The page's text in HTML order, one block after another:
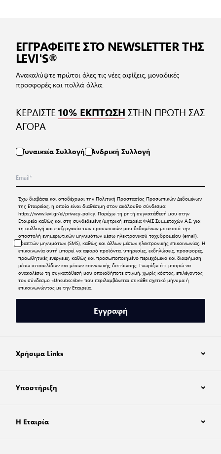
ΕΓΓΡΑΦΕΙΤΕ ΣΤΟ NEWSLETTER ΤΗΣ
LEVI'S®
Ανακαλύψτε πρώτοι όλες τις νέες αφίξεις, μοναδικές
προσφορές και πολλά άλλα.
ΚΕΡΔΙΣΤΕ10% ΕΚΠΤΩΣΗ ΣΤΗΝ ΠΡΩΤΗ ΣΑΣ
ΑΓΟΡΑ
Γυναικεία Συλλογή Ανδρική Συλλογή
Έχω διαβάσει και αποδέχομαι την Πολιτική Προστασίας Προσωπικών Δεδομένων
της Εταιρείας, η οποία είναι διαθέσιμη στον ακόλουθο σύνδεσμο:
https://www.levi.gr/el/privacy-policy. Παρέχω τη ρητή συγκατάθεσή μου στην
Εταιρεία καθώς και στη συνδεδεμένη/μητρική εταιρεία ΦΑΙΣ Συμμετοχών Α.Ε. για
τη συλλογή και επεξεργασία των προσωπικών μου δεδομένων με σκοπό την
αποστολή ενημερωτικών μηνυμάτων μέσω ηλεκτρονικού ταχυδρομείου (email),
γραπτών μηνυμάτων (SMS), καθώς και άλλων μέσων ηλεκτρονικής επικοινωνίας. Η
επικοινωνία αυτή μπορεί να αφορά προϊόντα, υπηρεσίες, εκδηλώσεις, προσφορές,
προωθητικές ενέργειες, καθώς και προσωποποιημένο περιεχόμενο και διαφήμιση
μέσω ιστοσελίδων και μέσων κοινωνικής δικτύωσης. Γνωρίζω ότι μπορώ να
ανακαλέσω τη συγκατάθεσή μου οποιαδήποτε στιγμή, χωρίς κόστος, επιλέγοντας
τον σύνδεσμο «Unsubscribe» που περιλαμβάνεται σε κάθε σχετικό μήνυμα ή
επικοινωνώντας με την Εταιρεία.
Εγγραφή
Χρήσιμα Links
Υποστήριξη
Η Εταιρία